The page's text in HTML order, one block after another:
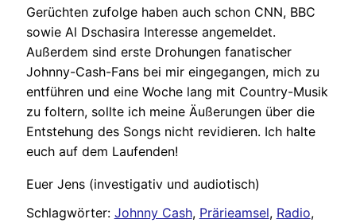
Gerüchten zufolge haben auch schon CNN, BBC
sowie Al Dschasira Interesse angemeldet.
Außerdem sind erste Drohungen fanatischer
Johnny-Cash-Fans bei mir eingegangen, mich zu
entführen und eine Woche lang mit Country-Musik
zu foltern, sollte ich meine Äußerungen über die
Entstehung des Songs nicht revidieren. Ich halte
euch auf dem Laufenden!
Euer Jens (investigativ und audiotisch)
Schlagwörter: Johnny Cash, Prärieamsel, Radio,